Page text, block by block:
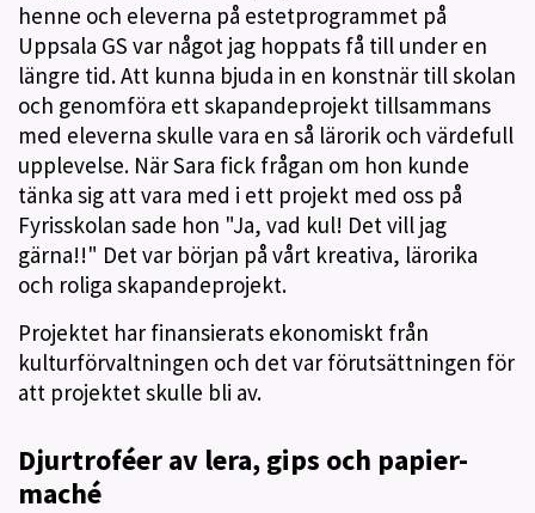
henne och eleverna på estetprogrammet på
Uppsala GS var något jag hoppats få till under en
längre tid. Att kunna bjuda in en konstnär till skolan
och genomföra ett skapandeprojekt tillsammans
med eleverna skulle vara en så lärorik och värdefull
upplevelse. När Sara fick frågan om hon kunde
tänka sig att vara med i ett projekt med oss på
Fyrisskolan sade hon "Ja, vad kul! Det vill jag
gärna!!" Det var början på vårt kreativa, lärorika
och roliga skapandeprojekt.
Projektet har finansierats ekonomiskt från
kulturförvaltningen och det var förutsättningen för
att projektet skulle bli av.
Djurtroféer av lera, gips och papier-
maché